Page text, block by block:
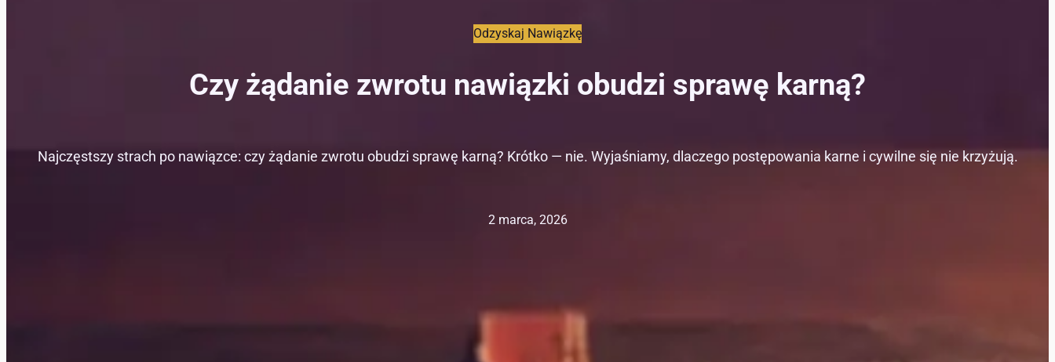
Odzyskaj Nawiązkę
Czy żądanie zwrotu nawiązki obudzi sprawę karną?
Najczęstszy strach po nawiązce: czy żądanie zwrotu obudzi sprawę karną? Krótko — nie. Wyjaśniamy, dlaczego postępowania karne i cywilne się nie krzyżują.
2 marca, 2026